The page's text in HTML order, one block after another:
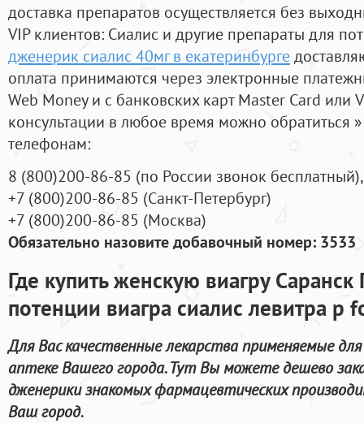
доставка препаратов осуществляется без
VIP клиентов: Сиалис и другие препараты для
дженерик сиалис 40мг в екатеринбурге
оплата принимаются через электронные
Web Money и с банковских карт Master Card или
консультации в любое время можно обратиться
телефонам:
8 (800)200-86-85 (по России звонок бесплатный),
+7 (800)200-86-85 (Санкт-Петербург)
+7 (800)200-86-85 (Москва)
Обязательно назовите добавочный номер: 3533
Где купить женскую виагру
потенции виагра сиалис левитра p
Для Вас качественные лекарства применяемые
аптеке Вашего города. Тут Вы можете дешево
дженерики знакомых фармацевтических
Ваш город.